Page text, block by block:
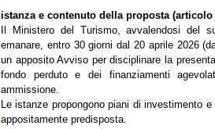
istanza e contenuto della proposta (articolo
Il Ministero del Turismo, avvalendosi del
emanare, entro 30 giorni dal 20 aprile 2026
un apposito Avviso per disciplinare la
fondo perduto e dei finanziamenti
ammissione.
Le istanze propongono piani di investimento
appositamente predisposta.